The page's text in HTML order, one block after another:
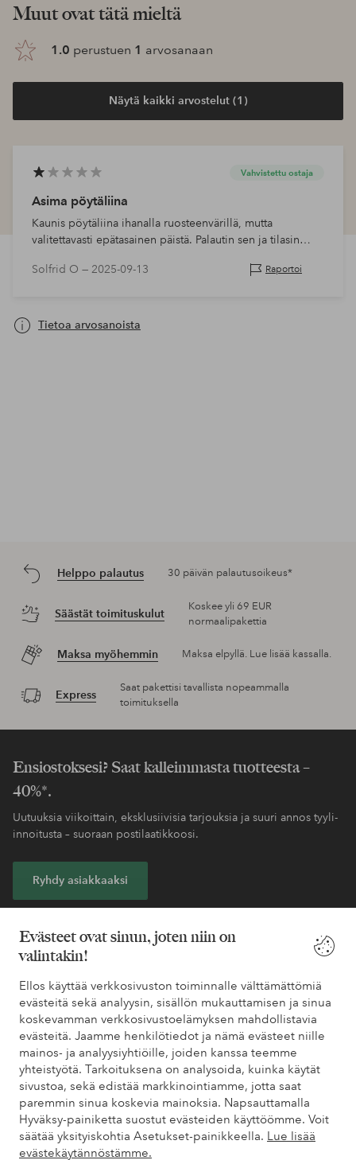
Evästeet ovat sinun, joten niin on
valintakin!
Ellos käyttää verkkosivuston toiminnalle välttämättömiä
evästeitä sekä analyysin, sisällön mukauttamisen ja sinua
koskevamman verkkosivustoelämyksen mahdollistavia
evästeitä. Jaamme henkilötiedot ja nämä evästeet niille
mainos- ja analyysiyhtiöille, joiden kanssa teemme
yhteistyötä. Tarkoituksena on analysoida, kuinka käytät
sivustoa, sekä edistää markkinointiamme, jotta saat
paremmin sinua koskevia mainoksia. Napsauttamalla
Hyväksy-painiketta suostut evästeiden käyttöömme. Voit
säätää yksityiskohtia Asetukset-painikkeella. Lue lisää
evästekäytännöstämme.
Muut ovat tätä mieltä
1.0 perustuen 1 arvosanaan
Näytä kaikki arvostelut (1)
Vahvistettu ostaja
Asima pöytäliina
Kaunis pöytäliina ihanalla ruosteenvärillä, mutta
valitettavasti epätasainen päistä. Palautin sen ja tilasin
Solfrid O — 2025-09-13 Raportoi
Tietoa arvosanoista
Helppo palautus 30 päivän palautusoikeus*
Säästät toimituskulut
Koskee yli 69 EUR
normaalipakettia
Maksa myöhemmin Maksa elpyllä. Lue lisää kassalla.
Express
Saat pakettisi tavallista nopeammalla
toimituksella
Ensiostoksesi? Saat kalleimmasta tuotteesta –
40%*.
Uutuuksia viikoittain, eksklusiivisia tarjouksia ja suuri annos tyyli-
innoitusta – suoraan postilaatikkoosi.
Ryhdy asiakkaaksi
Löydät vastaukset useimmin kysyttyihin kysymyksiin usein
kysytyistä kysymyksistä. Löydät myös tietoa siitä, miten voit ottaa
meihin yhteyttä.
Asiakaspalvelu Tilaukset Maksutavat
Omat sivut